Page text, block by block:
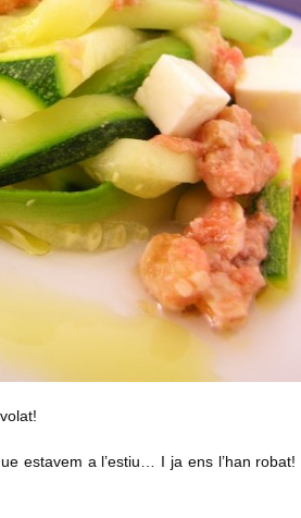
estavem a l’estiu… I ja ens l’han robat!